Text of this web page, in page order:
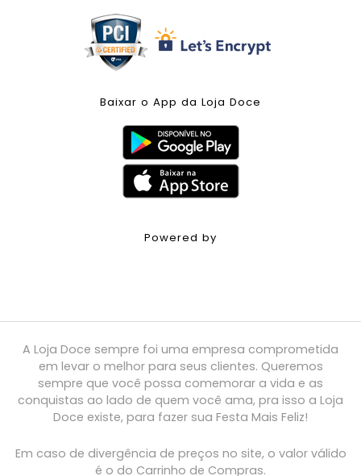
Baixar o App da Loja Doce
Powered by
A Loja Doce sempre foi uma empresa comprometida
em levar o melhor para seus clientes. Queremos
sempre que você possa comemorar a vida e as
conquistas ao lado de quem você ama, pra isso a Loja
Doce existe, para fazer sua Festa Mais Feliz!
Em caso de divergência de preços no site, o valor válido
é o do Carrinho de Compras.